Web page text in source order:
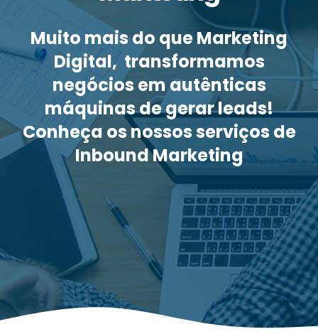
Contactos
Português - Portugal
Muito mais do que Marketing
Digital, transformamos
negócios em autênticas
máquinas de gerar leads!
Conheça os nossos serviços de
Inbound Marketing